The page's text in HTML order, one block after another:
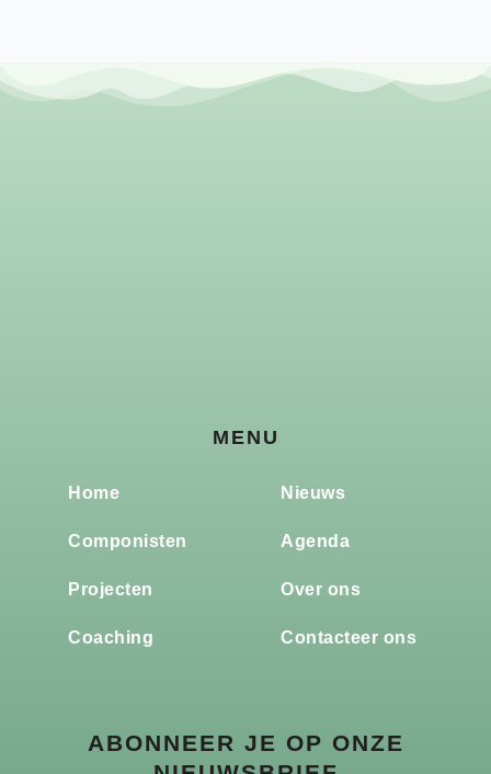
MENU
Home
Componisten
Projecten
Coaching
Nieuws
Agenda
Over ons
Contacteer ons
ABONNEER JE OP ONZE